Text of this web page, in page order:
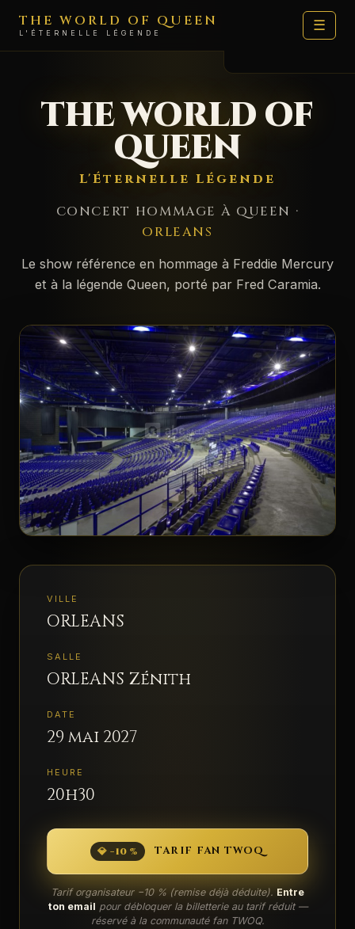
THE WORLD OF QUEEN
L'ÉTERNELLE LÉGENDE ☰
DATES
FAN ZONE
MÉDIAS
MOI
CONTACT PROD
ESPACE PRO
THE WORLD OF
QUEEN
L'Éternelle Légende
CONCERT HOMMAGE À QUEEN ·
ORLEANS
Le show référence en hommage à Freddie Mercury
et à la légende Queen, porté par Fred Caramia.
VILLE
ORLEANS
SALLE
ORLEANS Zénith
DATE
29 mai 2027
HEURE
20h30
💎 −10 % TARIF FAN TWOQ
Tarif organisateur −10 % (remise déjà déduite). Entre
ton email pour débloquer la billetterie au tarif réduit —
réservé à la communauté fan TWOQ.